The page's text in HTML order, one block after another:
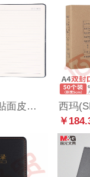
晨光18K普惠型贴面皮面本112页APYF9P11
￥